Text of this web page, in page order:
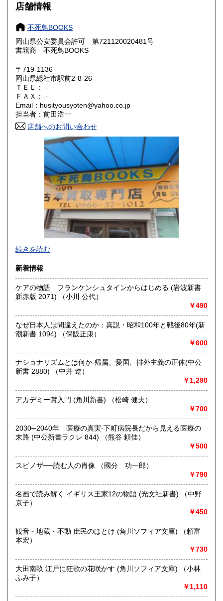
岐阜県
愛知県
滋賀県 300円
大阪府 300円
奈良県
鳥取県
300円 広島県
300円 徳島県
300円 愛媛県
300円 福岡県
300円 長崎県
熊本県
宮崎県
沖縄県 300円
店舗情報
不死鳥BOOKS
岡山県公安委員会許可 第721120020481号
書籍商 不死鳥BOOKS
〒719-1136
岡山県総社市駅前2-8-26
ＴＥＬ：--
ＦＡＸ：--
Email：husityousyoten@yahoo.co.jp
担当者：前田浩一
店舗へのお問い合わせ
不死鳥BOOKSでは、書籍だけでなくCD、DVD、レコード、
ゲーム、おもちゃ、骨董品まであらゆるものの買い取りがで
にお問い合わせください。出張費は、無料です。
沿線名：伯備線・桃太郎線(吉備線)
最寄駅：総社駅
定休日：年中無休
書籍の買取について
不死鳥BOOKSでは、書籍だけでなくCD、DVD、レコード、
ゲーム、おもちゃ、骨董品まであらゆるものの買い取りがで
きます。店主が、日本全国買取にお伺いいたします。お気軽
取り扱い分野
国書、サブカルチャー、古書一般（その他）
オールジャンル
続きを読む
新着情報
ケアの物語 フランケンシュタインからはじめる (岩波新書
新赤版 2071) （小川 公代）
￥490
なぜ日本人は間違えたのか：真説・昭和100年と戦後80年(新
潮新書 1094) （保阪正康）
￥600
ナショナリズムとは何か-帰属、愛国、排外主義の正体(中公
新書 2880) （中井 遼）
￥1,290
アカデミー賞入門 (角川新書) （松崎 健夫）
￥700
2030─2040年 医療の真実-下町病院長だから見える医療の
末路 (中公新書ラクレ 844) （熊谷 頼佳）
￥500
スピノザ──読む人の肖像 （國分 功一郎）
￥790
名画で読み解く イギリス王家12の物語 (光文社新書) （中野
京子）
￥450
観音・地蔵・不動 庶民のほとけ (角川ソフィア文庫) （頼富
本宏）
￥730
大田南畝 江戸に狂歌の花咲かす (角川ソフィア文庫) （小林
ふみ子）
￥1,110